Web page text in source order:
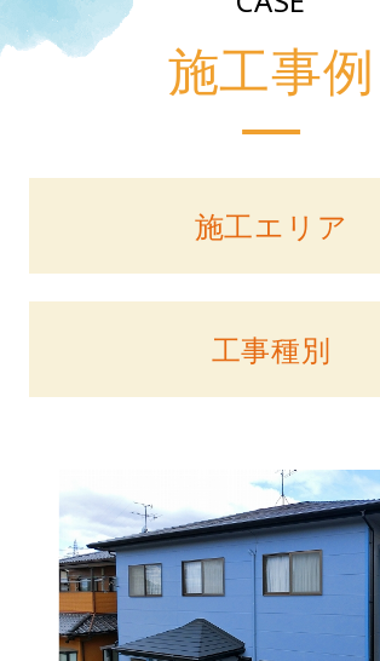
施工事例
施工エリア
工事種別